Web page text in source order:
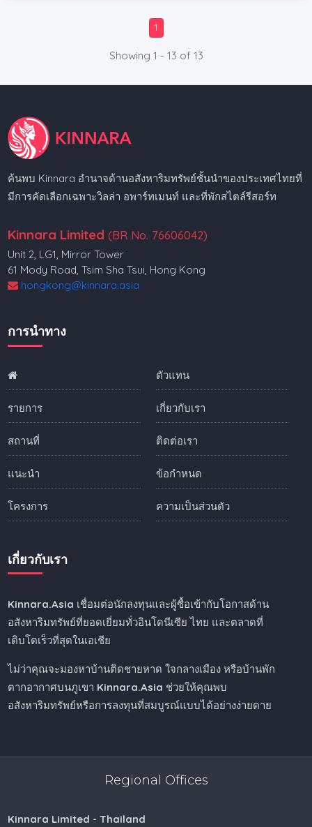
1
Showing 1 - 13 of 13
ค้นพบ Kinnara อำนาจด้านอสังหาริมทรัพย์ชั้นนำของประเทศไทยที่
มีการคัดเลือกเฉพาะวิลล่า อพาร์ทเมนท์ และที่พักสไตล์รีสอร์ท
Kinnara Limited (BR No. 76606042)
Unit 2, LG1, Mirror Tower
61 Mody Road, Tsim Sha Tsui, Hong Kong
hongkong@kinnara.asia
การนำทาง
รายการ
สถานที่
แนะนำ
โครงการ
ตัวแทน
เกี่ยวกับเรา
ติดต่อเรา
ข้อกำหนด
ความเป็นส่วนตัว
เกี่ยวกับเรา
Kinnara.Asia เชื่อมต่อนักลงทุนและผู้ซื้อเข้ากับโอกาสด้าน
อสังหาริมทรัพย์ที่ยอดเยี่ยมทั่วอินโดนีเซีย ไทย และตลาดที่
เติบโตเร็วที่สุดในเอเชีย
ไม่ว่าคุณจะมองหาบ้านติดชายหาด ใจกลางเมือง หรือบ้านพัก
ตากอากาศบนภูเขา Kinnara.Asia ช่วยให้คุณพบ
อสังหาริมทรัพย์หรือการลงทุนที่สมบูรณ์แบบได้อย่างง่ายดาย
Regional Offices
Kinnara Limited - Thailand